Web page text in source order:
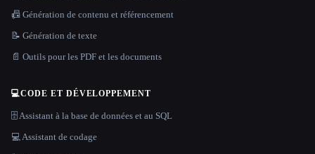
📠 Génération de contenu et référencement
📝 Génération de texte
📄 Outils pour les PDF et les documents
💻CODE ET DÉVELOPPEMENT
🗄️ Assistant à la base de données et au SQL
💻 Assistant de codage